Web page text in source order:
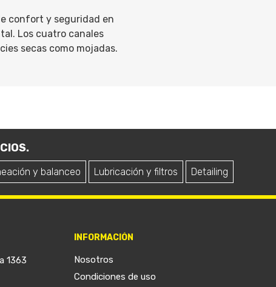
confort y seguridad en
Los cuatro canales
secas como mojadas.
y balanceo Lubricación y filtros Detailing
1363
INFORMACIÓN
Nosotros
Condiciones de uso